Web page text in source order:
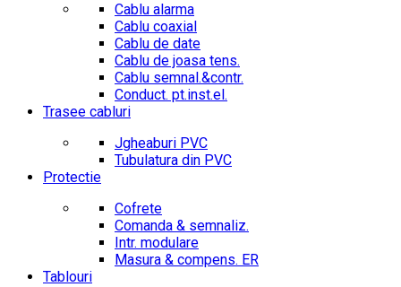
Cablu alarma
Cablu coaxial
Cablu de date
Cablu de joasa tens.
Cablu semnal.&contr.
Conduct. pt.inst.el.
Trasee cabluri
Jgheaburi PVC
Tubulatura din PVC
Protectie
Cofrete
Comanda & semnaliz.
Intr. modulare
Masura & compens. ER
Tablouri